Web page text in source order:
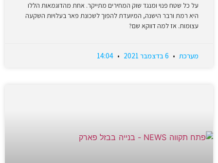
על כל שטח פנוי ומנגד שוק המחירים מתייקר. אחת מהדוגמאות הללו
היא רמת ורבר הישנה, המיועדת להפוך לשכונת פאר בעלויות השקעה
עצומות. אז למה דווקא שם?
מערכת